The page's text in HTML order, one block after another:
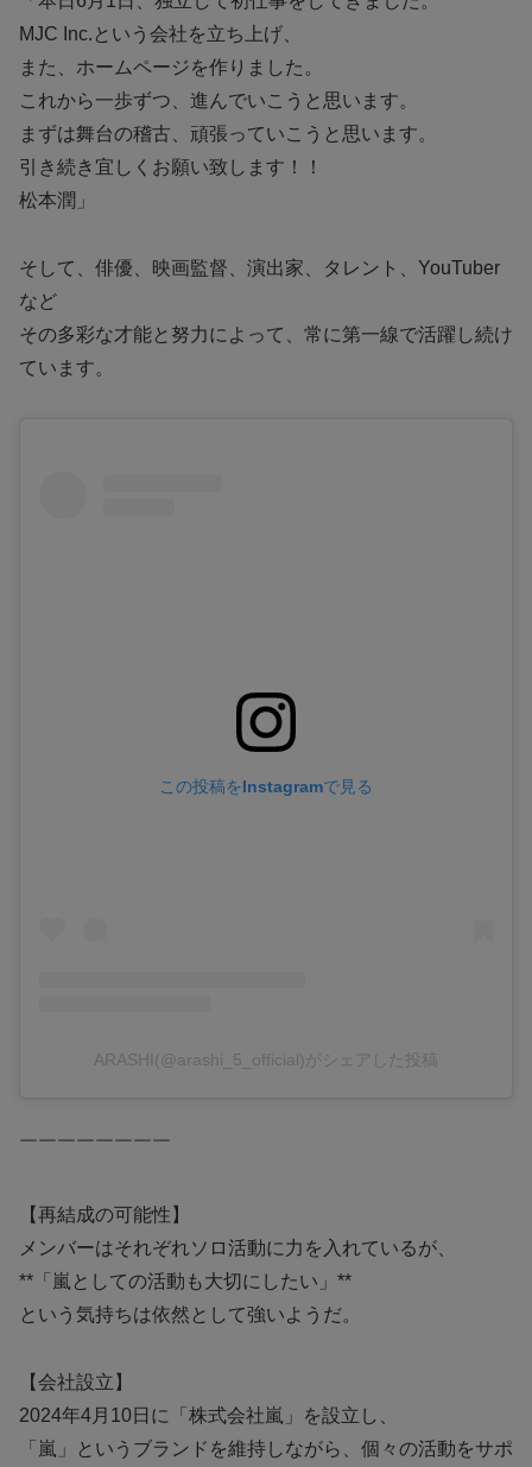
MJC Inc.という会社を立ち上げ、
また、ホームページを作りました。
これから一歩ずつ、進んでいこうと思います。
まずは舞台の稽古、頑張っていこうと思います。
引き続き宜しくお願い致します！！
松本潤」
そして、俳優、映画監督、演出家、タレント、YouTuber
など
その多彩な才能と努力によって、常に第一線で活躍し続け
ています。
この投稿をInstagramで見る
ARASHI(@arashi_5_official)がシェアした投稿
￣￣￣￣￣￣￣￣
【再結成の可能性】
メンバーはそれぞれソロ活動に力を入れているが、
**「嵐としての活動も大切にしたい」**
という気持ちは依然として強いようだ。
【会社設立】
2024年4月10日に「株式会社嵐」を設立し、
「嵐」というブランドを維持しながら、個々の活動をサポ